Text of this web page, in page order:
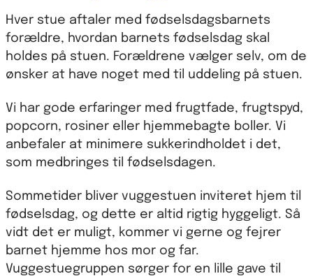
Hver stue aftaler med fødselsdagsbarnets
forældre, hvordan barnets fødselsdag skal
holdes på stuen. Forældrene vælger selv, om de
ønsker at have noget med til uddeling på stuen.
Vi har gode erfaringer med frugtfade, frugtspyd,
popcorn, rosiner eller hjemmebagte boller. Vi
anbefaler at minimere sukkerindholdet i det,
som medbringes til fødselsdagen.
Sommetider bliver vuggestuen inviteret hjem til
fødselsdag, og dette er altid rigtig hyggeligt. Så
vidt det er muligt, kommer vi gerne og fejrer
barnet hjemme hos mor og far.
Vuggestuegruppen sørger for en lille gave til